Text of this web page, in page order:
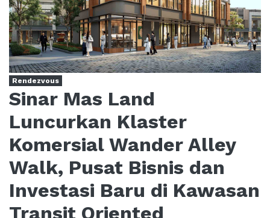
Rendezvous
Sinar Mas Land
Luncurkan Klaster
Komersial Wander Alley
Walk, Pusat Bisnis dan
Investasi Baru di Kawasan
Transit Oriented